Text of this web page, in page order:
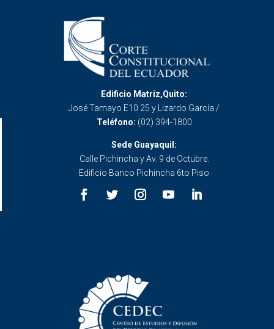
Edificio Matriz,Quito:
José Tamayo E10 25 y Lizardo García /
Teléfono: (02) 394-1800
Sede Guayaquil:
Calle Pichincha y Av. 9 de Octubre.
Edificio Banco Pichincha 6to Piso